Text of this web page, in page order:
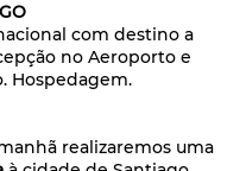
com destino a
no Aeroporto e
Hospedagem.
realizaremos uma